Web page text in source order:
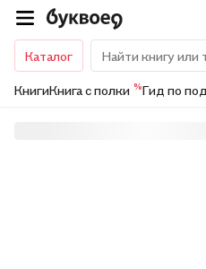
Каталог
КнигиКнига с полки %Гид по